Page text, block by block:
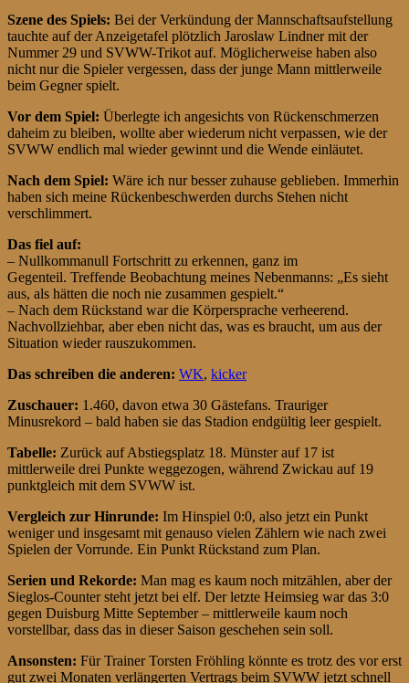
Szene des Spiels: Bei der Verkündung der Mannschaftsaufstellung
tauchte auf der Anzeigetafel plötzlich Jaroslaw Lindner mit der
Nummer 29 und SVWW-Trikot auf. Möglicherweise haben also
nicht nur die Spieler vergessen, dass der junge Mann mittlerweile
beim Gegner spielt.
Vor dem Spiel: Überlegte ich angesichts von Rückenschmerzen
daheim zu bleiben, wollte aber wiederum nicht verpassen, wie der
SVWW endlich mal wieder gewinnt und die Wende einläutet.
Nach dem Spiel: Wäre ich nur besser zuhause geblieben. Immerhin
haben sich meine Rückenbeschwerden durchs Stehen nicht
verschlimmert.
Das fiel auf:
– Nullkommanull Fortschritt zu erkennen, ganz im
Gegenteil. Treffende Beobachtung meines Nebenmanns: „Es sieht
aus, als hätten die noch nie zusammen gespielt.“
– Nach dem Rückstand war die Körpersprache verheerend.
Nachvollziehbar, aber eben nicht das, was es braucht, um aus der
Situation wieder rauszukommen.
Das schreiben die anderen: WK, kicker
Zuschauer: 1.460, davon etwa 30 Gästefans. Trauriger
Minusrekord – bald haben sie das Stadion endgültig leer gespielt.
Tabelle: Zurück auf Abstiegsplatz 18. Münster auf 17 ist
mittlerweile drei Punkte weggezogen, während Zwickau auf 19
punktgleich mit dem SVWW ist.
Vergleich zur Hinrunde: Im Hinspiel 0:0, also jetzt ein Punkt
weniger und insgesamt mit genauso vielen Zählern wie nach zwei
Spielen der Vorrunde. Ein Punkt Rückstand zum Plan.
Serien und Rekorde: Man mag es kaum noch mitzählen, aber der
Sieglos-Counter steht jetzt bei elf. Der letzte Heimsieg war das 3:0
gegen Duisburg Mitte September – mittlerweile kaum noch
vorstellbar, dass das in dieser Saison geschehen sein soll.
Ansonsten: Für Trainer Torsten Fröhling könnte es trotz des vor erst
gut zwei Monaten verlängerten Vertrags beim SVWW jetzt schnell